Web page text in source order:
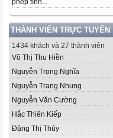
phép tính...
THÀNH VIÊN TRỰC TUYẾN
1434 khách và 27 thành viên
Võ Thị Thu Hiền
Nguyễn Trọng Nghĩa
Nguyễn Trang Nhung
Nguyễn Văn Cường
Hắc Thiên Kiếp
Đặng Thị Thủy